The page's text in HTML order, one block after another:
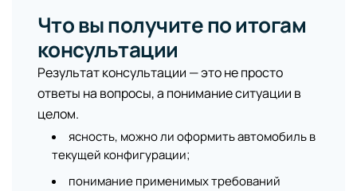
Что вы получите по итогам
консультации
Результат консультации — это не просто
ответы на вопросы, а понимание ситуации в
целом.
ясность, можно ли оформить автомобиль в
текущей конфигурации;
понимание применимых требований